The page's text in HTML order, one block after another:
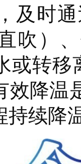
及时
吹）
或转
效降温
持续降